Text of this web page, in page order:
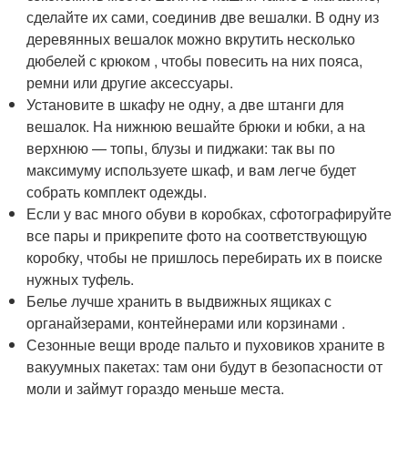
сделайте их сами, соединив две вешалки. В одну из
деревянных вешалок можно вкрутить несколько
дюбелей с крюком , чтобы повесить на них пояса,
ремни или другие аксессуары.
Установите в шкафу не одну, а две штанги для
вешалок. На нижнюю вешайте брюки и юбки, а на
верхнюю — топы, блузы и пиджаки: так вы по
максимуму используете шкаф, и вам легче будет
собрать комплект одежды.
Если у вас много обуви в коробках, сфотографируйте
все пары и прикрепите фото на соответствующую
коробку, чтобы не пришлось перебирать их в поиске
нужных туфель.
Белье лучше хранить в выдвижных ящиках с
органайзерами, контейнерами или корзинами .
Сезонные вещи вроде пальто и пуховиков храните в
вакуумных пакетах: там они будут в безопасности от
моли и займут гораздо меньше места.